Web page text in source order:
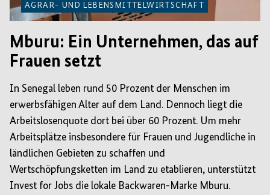
AGRAR- UND LEBENSMITTELWIRTSCHAFT
Mburu: Ein Unternehmen, das auf
Frauen setzt
In Senegal leben rund 50 Prozent der Menschen im
erwerbsfähigen Alter auf dem Land. Dennoch liegt die
Arbeitslosenquote dort bei über 60 Prozent. Um mehr
Arbeitsplätze insbesondere für Frauen und Jugendliche in
ländlichen Gebieten zu schaffen und
Wertschöpfungsketten im Land zu etablieren, unterstützt
Invest for Jobs die lokale Backwaren-Marke Mburu.